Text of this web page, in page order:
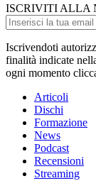
ISCRIVITI ALLA
Iscrivendoti
finalità indicate
ogni momento
Articoli
Dischi
Formazione
News
Podcast
Recensioni
Streaming